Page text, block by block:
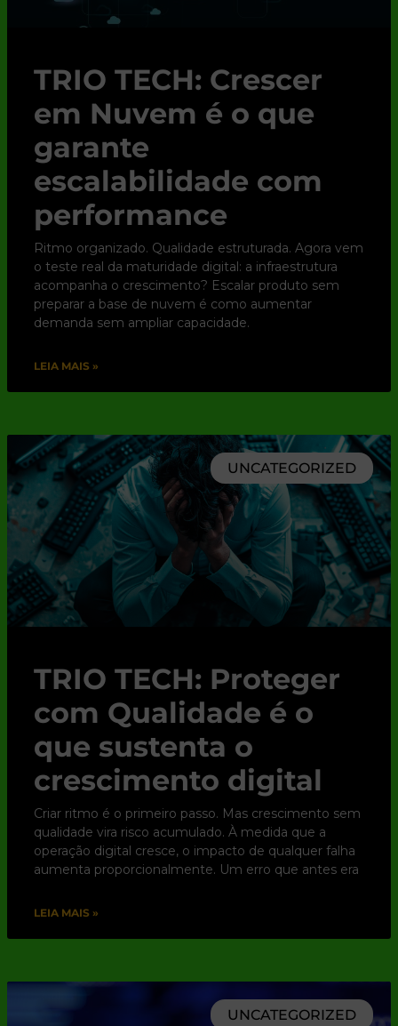
TRIO TECH: Crescer
em Nuvem é o que
garante
escalabilidade com
performance
Ritmo organizado. Qualidade estruturada. Agora vem
o teste real da maturidade digital: a infraestrutura
acompanha o crescimento? Escalar produto sem
preparar a base de nuvem é como aumentar
demanda sem ampliar capacidade.
LEIA MAIS »
UNCATEGORIZED
TRIO TECH: Proteger
com Qualidade é o
que sustenta o
crescimento digital
Criar ritmo é o primeiro passo. Mas crescimento sem
qualidade vira risco acumulado. À medida que a
operação digital cresce, o impacto de qualquer falha
aumenta proporcionalmente. Um erro que antes era
LEIA MAIS »
UNCATEGORIZED